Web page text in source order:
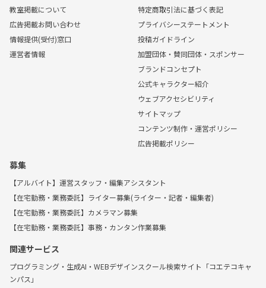
教室掲載について
広告掲載お問い合わせ
情報提供(受付)窓口
運営者情報
特定商取引法に基づく表記
プライバシーステートメント
投稿ガイドライン
加盟団体・賛同団体・スポンサー
ブランドコンセプト
公式キャラクター紹介
ウェブアクセシビリティ
サイトマップ
コンテンツ制作・運営ポリシー
広告掲載ポリシー
募集
【アルバイト】運営スタッフ・編集アシスタント
【在宅勤務・業務委託】ライター募集(ライター・記者・編集者)
【在宅勤務・業務委託】カメラマン募集
【在宅勤務・業務委託】事務・カンタン作業募集
関連サービス
プログラミング・生成AI・WEBデザインスクール検索サイト「コエテコキャ
ンパス」